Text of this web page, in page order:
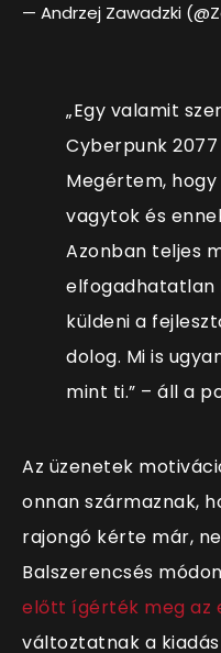
— Andrzej Zawadzki
„Egy valamit
Cyberpunk
Megértem,
vagytok és
Azonban teljes
elfogadhatatlan
küldeni a
dolog. Mi is
mint ti.” – áll a
Az üzenetek
onnan származnak,
rajongó kérte már,
Balszerencsés módon
előtt ígérték meg az
változtatnak a